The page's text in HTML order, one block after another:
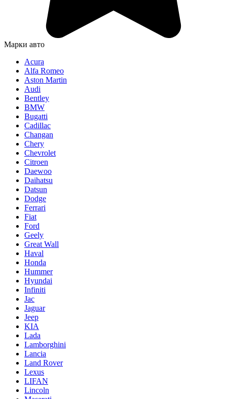
Марки авто
Acura
Alfa Romeo
Aston Martin
Audi
Bentley
BMW
Bugatti
Cadillac
Changan
Chery
Chevrolet
Citroen
Daewoo
Daihatsu
Datsun
Dodge
Ferrari
Fiat
Ford
Geely
Great Wall
Haval
Honda
Hummer
Hyundai
Infiniti
Jac
Jaguar
Jeep
KIA
Lada
Lamborghini
Lancia
Land Rover
Lexus
LIFAN
Lincoln